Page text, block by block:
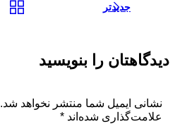
جدیدتر
دیدگاهتان را بنویسید
نشانی ایمیل شما منتشر نخواهد شد.
علامت‌گذاری شده‌اند *